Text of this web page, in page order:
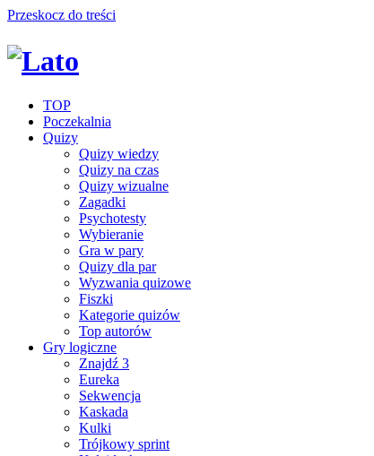
Przeskocz do treści
TOP
Poczekalnia
Quizy
Quizy wiedzy
Quizy na czas
Quizy wizualne
Zagadki
Psychotesty
Wybieranie
Gra w pary
Quizy dla par
Wyzwania quizowe
Fiszki
Kategorie quizów
Top autorów
Gry logiczne
Znajdź 3
Eureka
Sekwencja
Kaskada
Kulki
Trójkowy sprint